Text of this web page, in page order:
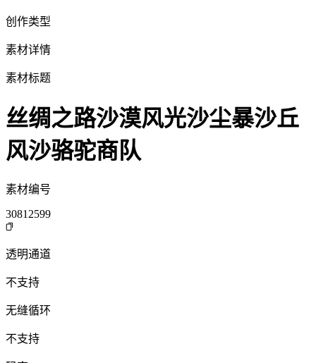
创作类型
素材详情
素材标题
丝绸之路沙漠风光沙尘暴沙丘
风沙骆驼商队
素材编号
30812599
透明通道
不支持
无缝循环
不支持